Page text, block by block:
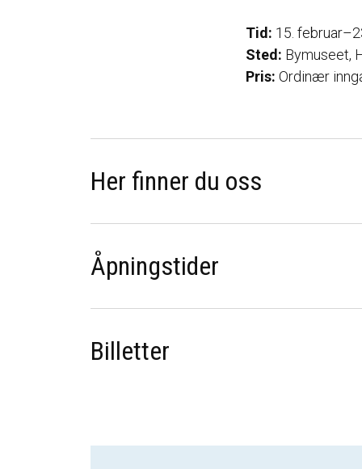
Tid: 15.
Sted: Bymuseet,
Pris: Ordinær
Her finner du oss
Åpningstider
Billetter